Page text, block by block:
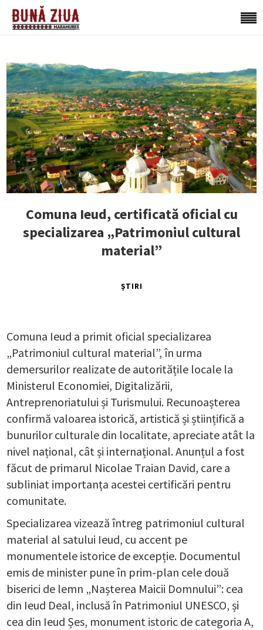
Comuna Ieud, certificată oficial cu
specializarea „Patrimoniul cultural
material”
ȘTIRI
Comuna Ieud a primit oficial specializarea
„Patrimoniul cultural material”, în urma
demersurilor realizate de autoritățile locale la
Ministerul Economiei, Digitalizării,
Antreprenoriatului și Turismului. Recunoașterea
confirmă valoarea istorică, artistică și științifică a
bunurilor culturale din localitate, apreciate atât la
nivel național, cât și internațional. Anunțul a fost
făcut de primarul Nicolae Traian David, care a
subliniat importanța acestei certificări pentru
comunitate.
Specializarea vizează întreg patrimoniul cultural
material al satului Ieud, cu accent pe
monumentele istorice de excepție. Documentul
emis de minister pune în prim-plan cele două
biserici de lemn „Nașterea Maicii Domnului”: cea
din Ieud Deal, inclusă în Patrimoniul UNESCO, și
cea din Ieud Șes, monument istoric de categoria A,